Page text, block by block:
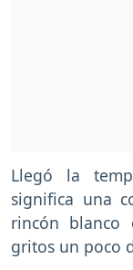
Llegó la
significa una
rincón
gritos un poco